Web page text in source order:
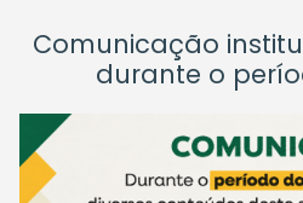
Comunicação
durante o